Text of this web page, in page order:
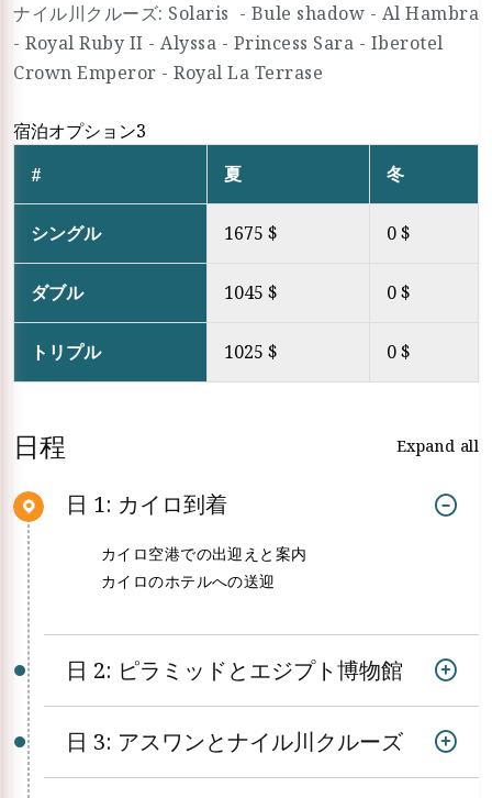
ナイル川クルーズ: Solaris - Bule shadow - Al Hambra
- Royal Ruby II - Alyssa - Princess Sara - Iberotel
Crown Emperor - Royal La Terrase
宿泊オプション3
#
夏 冬
シングル 1675 $ 0 $
ダブル 1045 $ 0 $
トリプル 1025 $ 0 $
日程 Expand all
日 1: カイロ到着
カイロ空港での出迎えと案内
カイロのホテルへの送迎
日 2: ピラミッドとエジプト博物館
日 3: アスワンとナイル川クルーズ